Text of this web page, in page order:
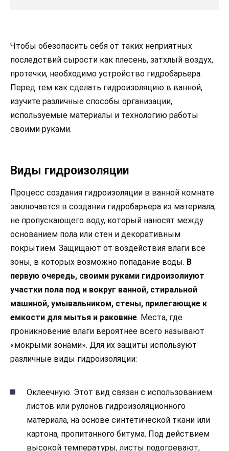
Чтобы обезопасить себя от таких неприятных
последствий сырости как плесень, затхлый воздух,
протечки, необходимо устройство гидробарьера.
Перед тем как сделать гидроизоляцию в ванной,
изучите различные способы организации,
используемые материалы и технологию работы
своими руками.
Виды гидроизоляции
Процесс создания гидроизоляции в ванной комнате
заключается в создании гидробарьера из материала,
не пропускающего воду, который наносят между
основанием пола или стен и декоративным
покрытием. Защищают от воздействия влаги все
зоны, в которых возможно попадание воды. В
первую очередь, своими руками гидроизолиуют
участки пола под и вокруг ванной, стиральной
машиной, умывальником, стены, прилегающие к
емкости для мытья и раковине. Места, где
проникновение влаги вероятнее всего называют
«мокрыми зонами». Для их защиты используют
различные виды гидроизоляции:
Оклеечную. Этот вид связан с использованием
листов или рулонов гидроизоляционного
материала, на основе синтетической ткани или
картона, пропитанного битума. Под действием
высокой температуры, листы подогревают,